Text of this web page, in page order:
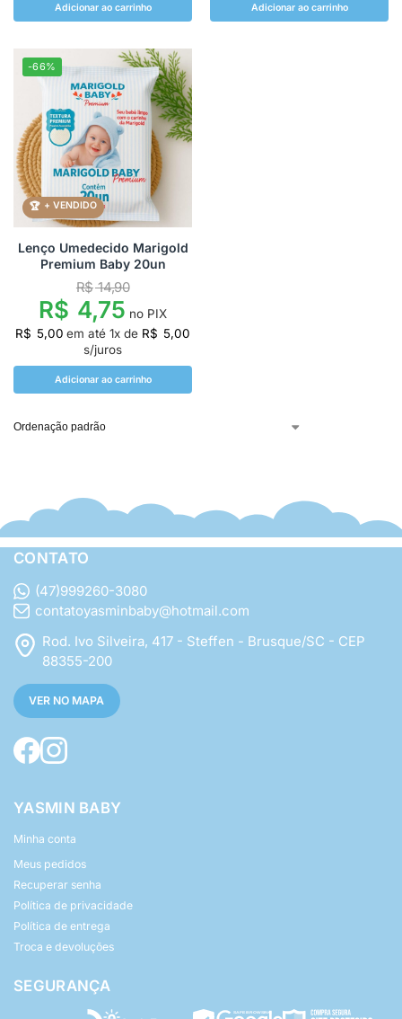
Adicionar ao carrinho Adicionar ao carrinho
-66%
+ VENDIDO
Lenço Umedecido Marigold
Premium Baby 20un
R$14,90
R$ 4,75 no PIX
R$ 5,00 em até 1x de R$ 5,00
s/juros
Adicionar ao carrinho
CONTATO
(47)999260-3080
contatoyasminbaby@hotmail.com
Rod. Ivo Silveira, 417 - Steffen - Brusque/SC - CEP
88355-200
VER NO MAPA
YASMIN BABY
Minha conta
Meus pedidos
Recuperar senha
Política de privacidade
Política de entrega
Troca e devoluções
SEGURANÇA